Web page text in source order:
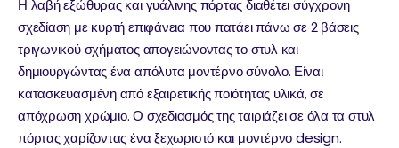
Η λαβή εξώθυρας και γυάλινης πόρτας διαθέτει σύγχρονη
σχεδίαση με κυρτή επιφάνεια που πατάει πάνω σε 2 βάσεις
τριγωνικού σχήματος απογειώνοντας το στυλ και
δημιουργώντας ένα απόλυτα μοντέρνο σύνολο. Είναι
κατασκευασμένη από εξαιρετικής ποιότητας υλικά, σε
απόχρωση χρώμιο. Ο σχεδιασμός της ταιριάζει σε όλα τα στυλ
πόρτας χαρίζοντας ένα ξεχωριστό και μοντέρνο design.